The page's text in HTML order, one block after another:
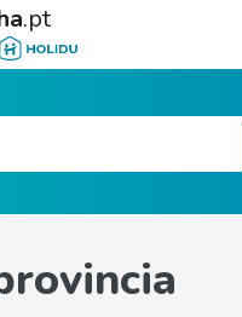
.pt